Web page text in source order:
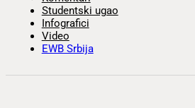
Studentski ugao
Infografici
Video
EWB Srbija